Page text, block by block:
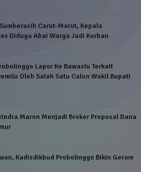
Carut-Marut, Kepala
Diduga Abai Warga Jadi Korban
Lapor Ke Bawaslu Terkait
Oleh Salah Satu Calon Wakil Bupati
Maron Menjadi Broker Proposal Dana
Kadisdikbud Probolinggo Bikin Geram